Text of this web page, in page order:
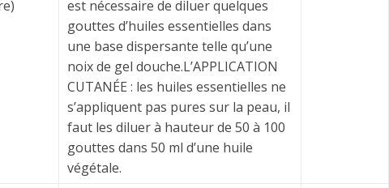
est nécessaire de diluer quelques
gouttes d’huiles essentielles dans
une base dispersante telle qu’une
noix de gel douche.L’APPLICATION
CUTANÉE : les huiles essentielles ne
s’appliquent pas pures sur la peau, il
faut les diluer à hauteur de 50 à 100
gouttes dans 50 ml d’une huile
végétale.